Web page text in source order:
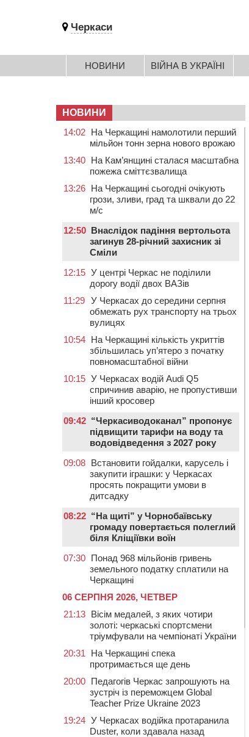
Черкаси
НОВИНИ ВІЙНА В УКРАЇНІ
НОВИНИ
14:02 На Черкащині намолотили перший
мільйон тонн зерна нового врожаю
13:40 На Кам’янщині сталася масштабна
пожежа сміттєзвалища
13:26 На Черкащині сьогодні очікують
грози, зливи, град та шквали до 22
м/с
12:50 Внаслідок падіння вертольота
загинув 28-річний захисник зі
Сміли
12:15 У центрі Черкас не поділили
дорогу водії двох ВАЗів
11:29 У Черкасах до середини серпня
обмежать рух транспорту на трьох
вулицях
10:54 На Черкащині кількість укриттів
збільшилась уп’ятеро з початку
повномасштабної війни
10:15 У Черкасах водій Audi Q5
спричинив аварію, не пропустивши
інший кросовер
09:42 “Черкасиводоканал” пропонує
підвищити тарифи на воду та
водовідведення з 2027 року
09:08 Встановити гойдалки, карусель і
закупити іграшки: у Черкасах
просять покращити умови в
дитсадку
08:22 “На щиті” у Чорнобаївську
громаду повертається полеглий
біля Кліщіївки воїн
07:30 Понад 968 мільйонів гривень
земельного податку сплатили на
Черкащині
06 СЕРПНЯ 2026, ЧЕТВЕР
21:13 Вісім медалей, з яких чотири
золоті: черкаські спортсмени
тріумфували на чемпіонаті України
20:31
На Черкащині спека
протримається ще день
20:00 Педагогів Черкас запрошують на
зустріч із переможцем Global
Teacher Prize Ukraine 2023
19:24 У Черкасах водійка протаранила
Duster, коли здавала назад